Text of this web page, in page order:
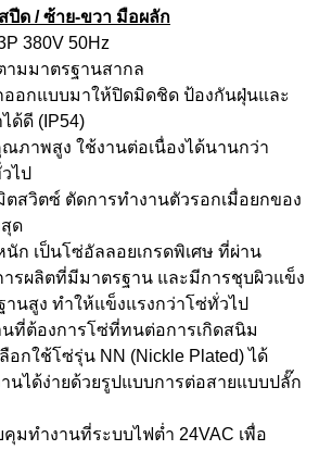
ปีด / ซ้าย-ขวา มือผลัก
380V 50Hz
ามมาตรฐานสากล
ออกแบบมาให้ปิดมิดชิด ป้องกันฝุ่นและ
ด้ดี (IP54)
ภาพสูง ใช้งานต่อเนื่องได้นานกว่า
ไป
สวิตซ์ ตัดการทำงานตัวรอกเมื่อยกของ
ด
ก เป็นโซ่อัลลอยเกรดพิเศษ ที่ผ่าน
ารผลิตที่มีมาตรฐาน และมีการชุบผิวแข็ง
นสูง ทำให้แข็งแรงกว่าโซ่ทั่วไป
นที่ต้องการโซ่ที่ทนต่อการเกิดสนิม
อกใช้โซ่รุ่น NN (Nickle Plated) ได้
นได้ง่ายด้วยรูปแบบการต่อสายแบบปลั๊ก
มทำงานที่ระบบไฟต่ำ 24VAC เพื่อ